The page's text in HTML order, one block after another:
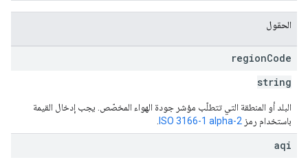
الحقول
regionCode
string
البلد أو المنطقة التي تتطلّب مؤشر جودة الهواء المخصّص. يجب إدخال القيمة
باستخدام رمز ISO 3166-1 alpha-2
aqi